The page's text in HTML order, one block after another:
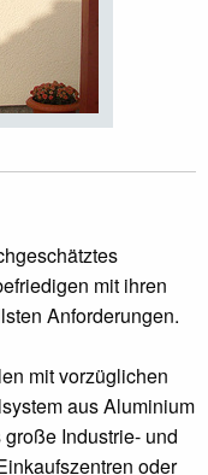
mit ihren
Anforderungen.
mit vorzüglichen
aus Aluminium
Industrie- und
oder